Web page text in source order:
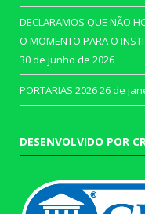
DECLARAMOS QUE NÃO
O MOMENTO PARA O
30 de junho de 2026
PORTARIAS 202626 de
DESENVOLVIDO POR